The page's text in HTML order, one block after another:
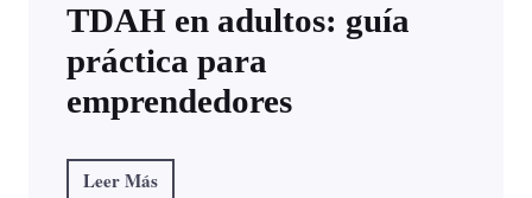
TDAH en adultos: guía
práctica para
emprendedores
Leer Más